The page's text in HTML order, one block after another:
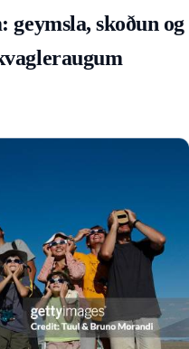
skoðun og